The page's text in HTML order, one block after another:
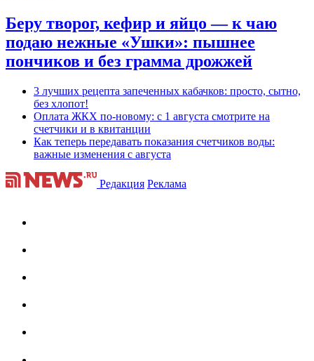
Беру творог, кефир и яйцо — к чаю
подаю нежные «Ушки»: пышнее
пончиков и без грамма дрожжей
3 лучших рецепта запеченных кабачков: просто, сытно,
без хлопот!
Оплата ЖКХ по-новому: с 1 августа смотрите на
счетчики и в квитанции
Как теперь передавать показания счетчиков воды:
важные изменения с августа
Редакция Реклама